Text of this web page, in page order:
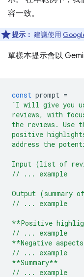
容一致。
提示： 建議使用
單樣本提示會以
const prompt =
`I will give you
reviews, with
the reviews. Use
positive
address the
Input (list of
// ... example
Output (summary
// ... example
**Positive
// ... example
**Negative
// ... example
**Summary**
// ... example